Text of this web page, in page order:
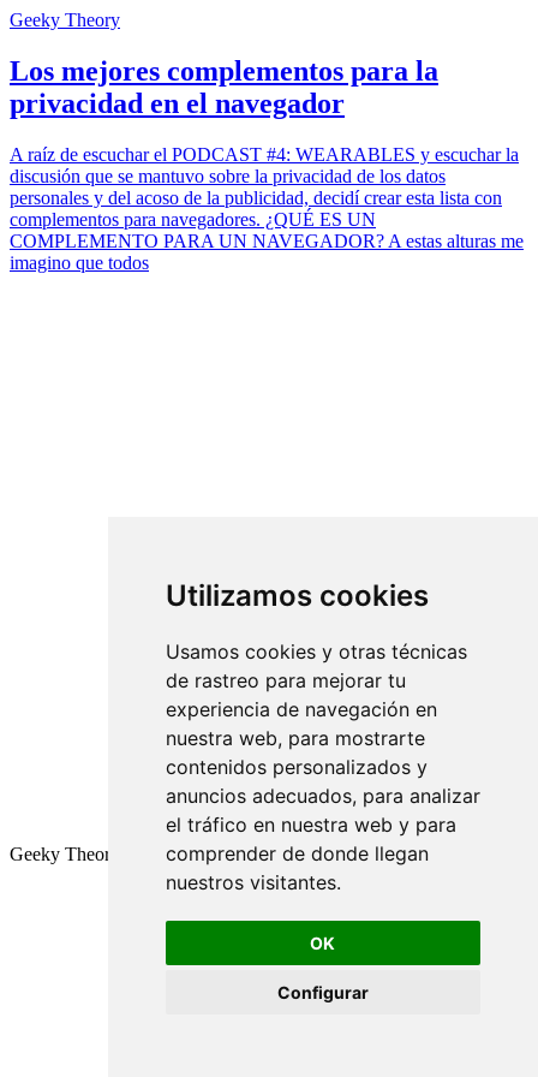
Utilizamos cookies
Usamos cookies y otras técnicas
de rastreo para mejorar tu
experiencia de navegación en
nuestra web, para mostrarte
contenidos personalizados y
anuncios adecuados, para analizar
el tráfico en nuestra web y para
comprender de donde llegan
nuestros visitantes.
OK
Configurar
Geeky Theory
Los mejores complementos para la
privacidad en el navegador
A raíz de escuchar el PODCAST #4: WEARABLES y escuchar la
discusión que se mantuvo sobre la privacidad de los datos
personales y del acoso de la publicidad, decidí crear esta lista con
complementos para navegadores. ¿QUÉ ES UN
COMPLEMENTO PARA UN NAVEGADOR? A estas alturas me
imagino que todos
Geeky Theory © 2026